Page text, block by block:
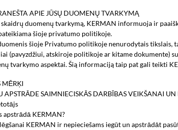
APIE JŪSŲ DUOMENŲ TVARKYMĄ
duomenų tvarkymą, KERMAN informuoja ir
šioje privatumo politikoje.
šioje Privatumo politikoje nenurodytais
(pavyzdžiui, atskiroje politikoje ar kitame dokumente)
tvarkymo aspektai. Šią informaciją taip pat gali teikti
MĒRĶI
APSTRĀDE SAIMNIECISKĀS DARBĪBAS VEIKŠANAI
apstrādā KERMAN?
KERMAN ir nepieciešams iegūt un apstrādāt